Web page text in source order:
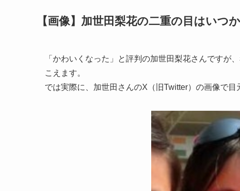
【画像】加世田梨花の二重の目はいつ
「かわいくなった」と評判の加世田梨花さんですが
こえます。
では実際に、加世田さんのX（旧Twitter）の画像で目